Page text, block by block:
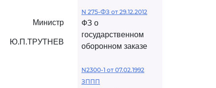
Министр
Ю.П.ТРУТНЕВ
N 275-ФЗ от 29.12.2012
ФЗ о
государственном
оборонном заказе
N2300-1 от 07.02.1992
ЗППП